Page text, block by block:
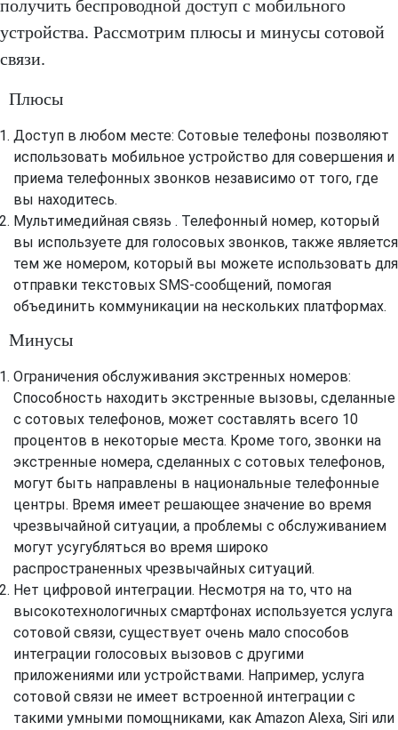
получить беспроводной доступ с мобильного
устройства. Рассмотрим плюсы и минусы сотовой
связи.
Плюсы
Доступ в любом месте: Сотовые телефоны позволяют
использовать мобильное устройство для совершения и
приема телефонных звонков независимо от того, где
вы находитесь.
Мультимедийная связь . Телефонный номер, который
вы используете для голосовых звонков, также является
тем же номером, который вы можете использовать для
отправки текстовых SMS-сообщений, помогая
объединить коммуникации на нескольких платформах.
Минусы
Ограничения обслуживания экстренных номеров:
Способность находить экстренные вызовы, сделанные
с сотовых телефонов, может составлять всего 10
процентов в некоторые места. Кроме того, звонки на
экстренные номера, сделанных с сотовых телефонов,
могут быть направлены в национальные телефонные
центры. Время имеет решающее значение во время
чрезвычайной ситуации, а проблемы с обслуживанием
могут усугубляться во время широко
распространенных чрезвычайных ситуаций.
Нет цифровой интеграции. Несмотря на то, что на
высокотехнологичных смартфонах используется услуга
сотовой связи, существует очень мало способов
интеграции голосовых вызовов с другими
приложениями или устройствами. Например, услуга
сотовой связи не имеет встроенной интеграции с
такими умными помощниками, как Amazon Alexa, Siri или